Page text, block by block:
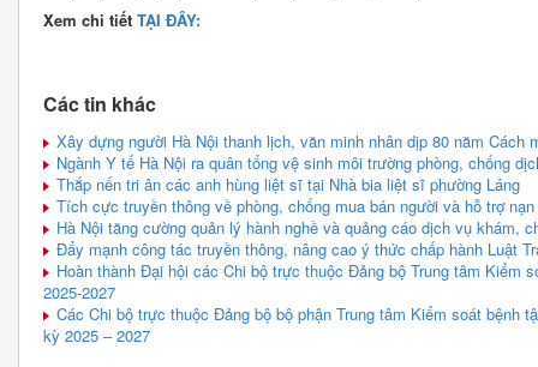
Xem chi tiết TẠI ĐÂY:
Các tin khác
Xây dựng người Hà Nội thanh lịch, văn minh nhân dịp 80 năm Cách
Ngành Y tế Hà Nội ra quân tổng vệ sinh môi trường phòng, chống
Thắp nến tri ân các anh hùng liệt sĩ tại Nhà bia liệt sĩ phường Láng
Tích cực truyền thông về phòng, chống mua bán người và hỗ trợ
Hà Nội tăng cường quản lý hành nghề và quảng cáo dịch vụ khám,
Đẩy mạnh công tác truyền thông, nâng cao ý thức chấp hành Luật
Hoàn thành Đại hội các Chi bộ trực thuộc Đảng bộ Trung tâm Kiểm
2025-2027
Các Chi bộ trực thuộc Đảng bộ bộ phận Trung tâm Kiểm soát bệnh
kỳ 2025 – 2027